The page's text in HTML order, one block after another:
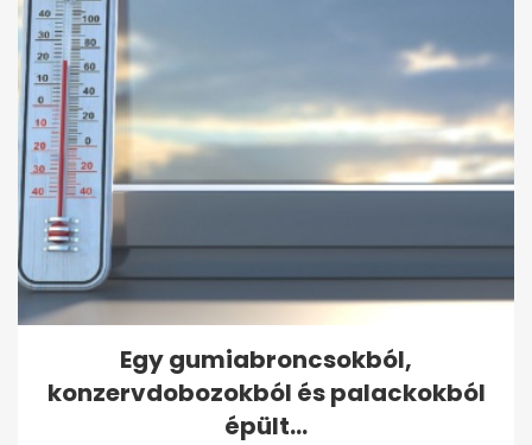
Egy gumiabroncsokból,
konzervdobozokból és palackokból
épült...